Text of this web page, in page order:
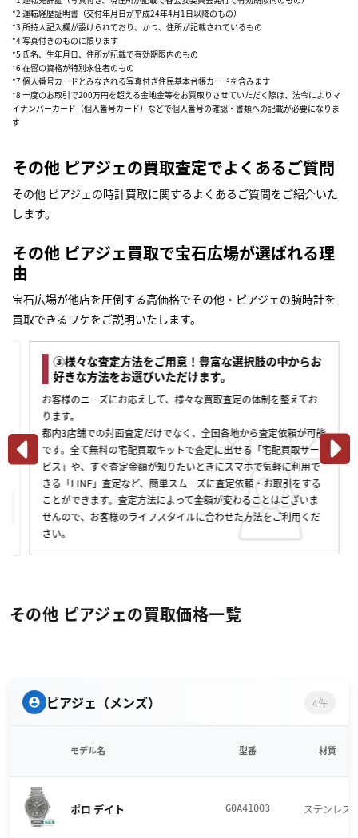
*2 運転経歴証明書（交付年月日が平成24年4月1日以降のもの）
*3 所持人記入欄が設けられており、かつ、住所が記載されているもの
*4 写真付きのものに限ります
*5 氏名、生年月日、住所が記載で有効期限内のもの
*6 在留の資格が特別永住者のもの
*7 個人番号カードとみなされる写真付き住民基本台帳カードを含みます
*8 一度のお取引で200万円を超える金地金等をお買取りさせていただく際は、法令によりマ
イナンバーカード（個人番号カード）などで個人番号の確認・書類への記載が必要になりま
す
その他 ピアジェの買取査定でよくあるご質問
その他 ピアジェの時計買取に関するよくあるご質問をご紹介いた
します。
その他 ピアジェ買取で宝石広場が選ばれる理
由
宝石広場が他店を圧倒する高価格でその他・ピアジェの腕時計を
買取できるワケをご説明いたします。
③様々な査定方法をご用意！豊富な選択肢の中からお
好きな方法をお選びいただけます。
お客様のニーズにお応えして、様々な買取査定の体制を整えてお
ります。
都内3店舗での対面査定だけでなく、全国各地から査定依頼が可能
です。全て無料の宅配買取キットで査定に出せる「宅配買取サー
ビス」や、すぐ査定金額が知りたいときにスマホで気軽に利用で
きる「LINE」査定など、簡単スムーズに査定依頼・お取引をする
ことができます。査定方法によって金額が変わることはございま
せんので、お客様のライフスタイルに合わせた方法をご利用くだ
さい。
その他 ピアジェの買取価格一覧
ピアジェ（メンズ） 4件
モデル名 型番 材質
ポロ デイト G0A41003 ステンレス